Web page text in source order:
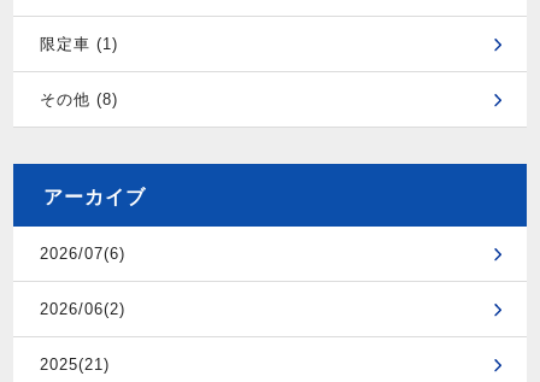
限定車 (1)
その他 (8)
アーカイブ
2026/07(6)
2026/06(2)
2025(21)